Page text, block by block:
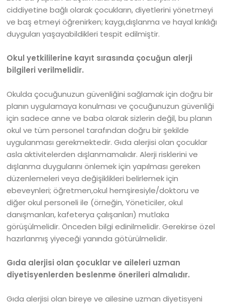
ciddiyetine bağlı olarak çocukların, diyetlerini yönetmeyi
ve baş etmeyi öğrenirken; kaygı,dışlanma ve hayal kırıklığı
duyguları yaşayabildikleri tespit edilmiştir.
Okul yetkililerine kayıt sırasında çocuğun alerji
bilgileri verilmelidir.
Okulda çocuğunuzun güvenliğini sağlamak için doğru bir
planın uygulamaya konulması ve çocuğunuzun güvenliği
için sadece anne ve baba olarak sizlerin değil, bu planın
okul ve tüm personel tarafından doğru bir şekilde
uygulanması gerekmektedir. Gıda alerjisi olan çocuklar
asla aktivitelerden dışlanmamalıdır. Alerji risklerini ve
dışlanma duygularını önlemek için yapılması gereken
düzenlemeleri veya değişiklikleri belirlemek için
ebeveynleri; öğretmen,okul hemşiresiyle/doktoru ve
diğer okul personeli ile (örneğin, Yöneticiler, okul
danışmanları, kafeterya çalışanları) mutlaka
görüşülmelidir. Önceden bilgi edinilmelidir. Gerekirse özel
hazırlanmış yiyeceği yanında götürülmelidir.
Gıda alerjisi olan çocuklar ve aileleri uzman
diyetisyenlerden beslenme önerileri almalıdır.
Gıda alerjisi olan bireye ve ailesine uzman diyetisyeni